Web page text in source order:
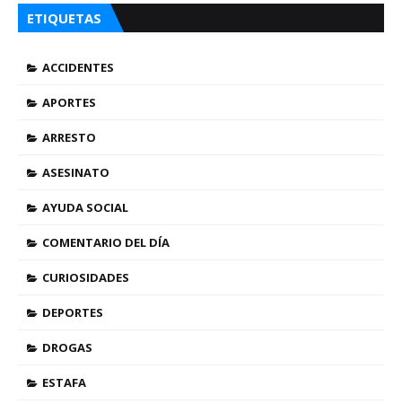
ETIQUETAS
ACCIDENTES
APORTES
ARRESTO
ASESINATO
AYUDA SOCIAL
COMENTARIO DEL DÍA
CURIOSIDADES
DEPORTES
DROGAS
ESTAFA